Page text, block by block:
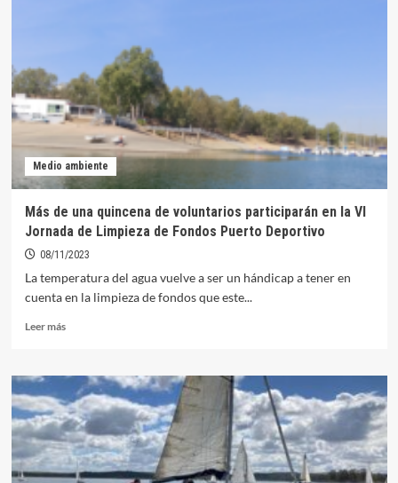
el
verano
2024
Medio ambiente
Más de una quincena de voluntarios participarán en la VI
Jornada de Limpieza de Fondos Puerto Deportivo
08/11/2023
La temperatura del agua vuelve a ser un hándicap a tener en
cuenta en la limpieza de fondos que este...
Leer másLeer
Más
de
una
quincena
de
voluntarios
participarán